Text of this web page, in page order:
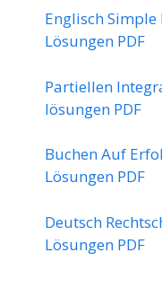
Englisch
Lösungen PDF
Partiellen
lösungen PDF
Buchen Auf
Lösungen PDF
Deutsch
Lösungen PDF